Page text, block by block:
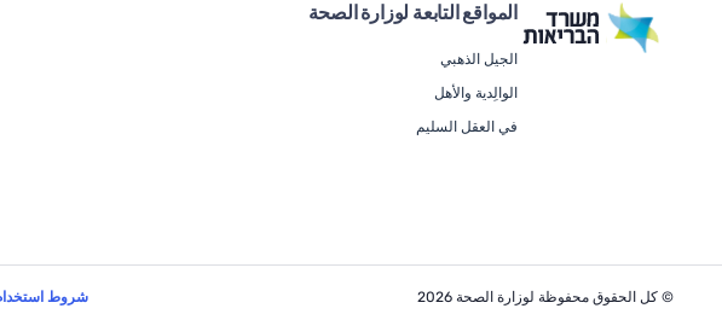
المواقع التابعة لوزارة الصحة
الجيل الذهبي
الوالِدية والأهل
في العقل السليم
© كل الحقوق محفوظة لوزارة الصحة 2026 شروط